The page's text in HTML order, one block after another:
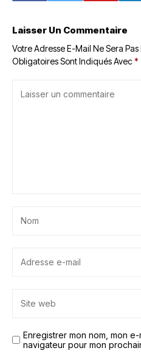
Laisser Un Commentaire
Votre Adresse E-Mail Ne Sera Pas
Obligatoires Sont Indiqués Avec*
Enregistrer mon nom, mon
navigateur pour mon